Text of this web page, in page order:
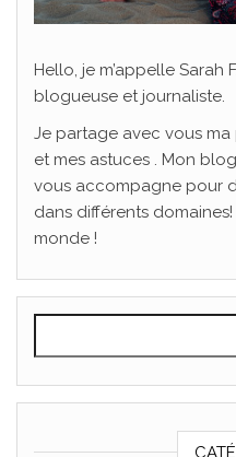
Hello, je m’appelle Sarah
blogueuse et journaliste.
Je partage avec vous
et mes astuces . Mon
vous accompagne pour
dans différents
monde !